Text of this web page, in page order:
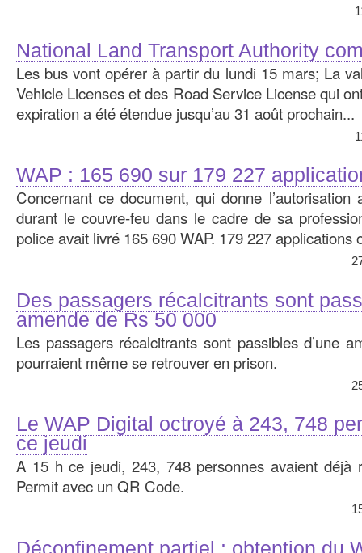
National Land Transport Authority
Les bus vont opérer à partir du lundi 15 mars; La
Vehicle Licenses et des Road Service License qui
expiration a été étendue jusqu’au 31 août prochain...
WAP : 165 690 sur 179 227
Concernant ce document, qui donne l’autorisation
durant le couvre-feu dans le cadre de sa
police avait livré 165 690 WAP. 179 227 applications
Des passagers récalcitrants sont
amende de Rs 50 000
Les passagers récalcitrants sont passibles d’une
pourraient même se retrouver en prison.
Le WAP Digital octroyé à 243, 748
ce jeudi
A 15 h ce jeudi, 243, 748 personnes avaient déjà
Permit avec un QR Code.
Déconfinement partiel : obtention du